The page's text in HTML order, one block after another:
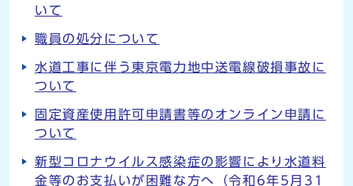
いて
職員の処分について
水道工事に伴う東京電力地中送電線破損事故に
ついて
固定資産使用許可申請書等のオンライン申請に
ついて
新型コロナウイルス感染症の影響により水道料
金等のお支払いが困難な方へ（令和6年5月31